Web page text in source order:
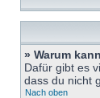
» Warum
Dafür gibt es
dass du nicht
Nach oben